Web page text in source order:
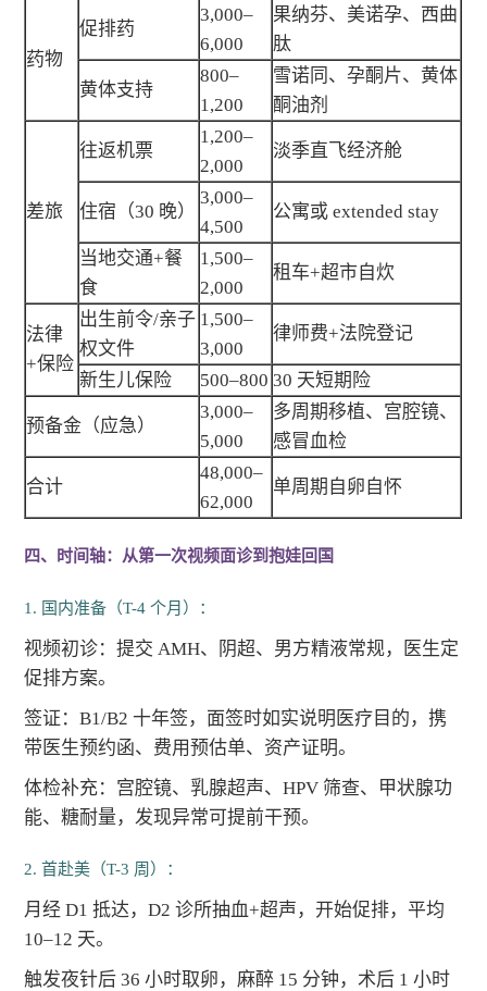
药物
促排药
3,000–
6,000
果纳芬、美诺孕、西曲
肽
黄体支持
800–
1,200
雪诺同、孕酮片、黄体
酮油剂
差旅
往返机票
1,200–
2,000
淡季直飞经济舱
住宿（30 晚）
3,000–
4,500
公寓或 extended stay
当地交通+餐
食
1,500–
2,000
租车+超市自炊
法律
+保险
出生前令/亲子
权文件
1,500–
3,000
律师费+法院登记
新生儿保险 500–800 30 天短期险
预备金（应急）
3,000–
5,000
多周期移植、宫腔镜、
感冒血检
合计
48,000–
62,000
单周期自卵自怀
四、时间轴：从第一次视频面诊到抱娃回国
1. 国内准备（T-4 个月）：
视频初诊：提交 AMH、阴超、男方精液常规，医生定
促排方案。
签证：B1/B2 十年签，面签时如实说明医疗目的，携
带医生预约函、费用预估单、资产证明。
体检补充：宫腔镜、乳腺超声、HPV 筛查、甲状腺功
能、糖耐量，发现异常可提前干预。
2. 首赴美（T-3 周）：
月经 D1 抵达，D2 诊所抽血+超声，开始促排，平均
10–12 天。
触发夜针后 36 小时取卵，麻醉 15 分钟，术后 1 小时